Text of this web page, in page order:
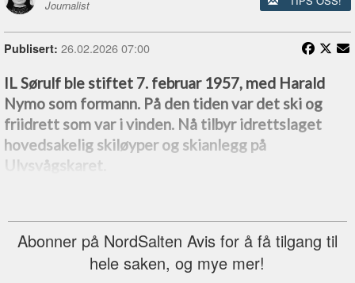
Journalist
Publisert: 26.02.2026 07:00
IL Sørulf ble stiftet 7. februar 1957, med Harald
Nymo som formann. På den tiden var det ski og
friidrett som var i vinden. Nå tilbyr idrettslaget
hovedsakelig skiløyper og skianlegg på
Ulvsvågskaret.
Abonner på NordSalten Avis for å få tilgang til
hele saken, og mye mer!